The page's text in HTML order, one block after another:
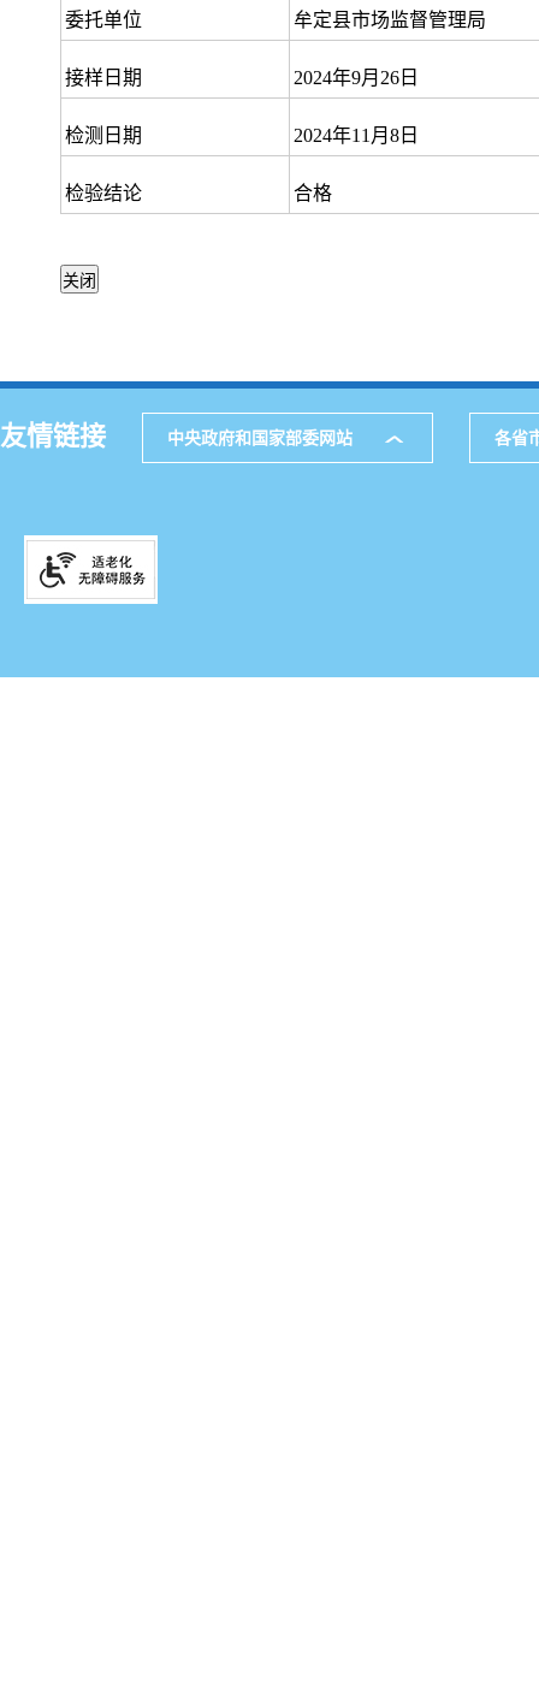
委托单位 牟定县市场监督管理局
接样日期 2024年9月26日
检测日期 2024年11月8日
检验结论 合格
友情链接 中央政府和国家部委网站 各省
滇